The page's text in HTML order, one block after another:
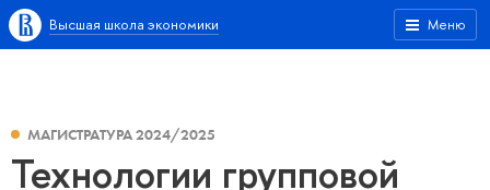
Меню
Высшая школа экономики
МАГИСТРАТУРА 2024/2025
Технологии групповой